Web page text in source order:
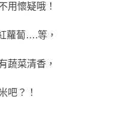
用懷疑哦！
蘿蔔….等，
蔬菜清香，
吧？！